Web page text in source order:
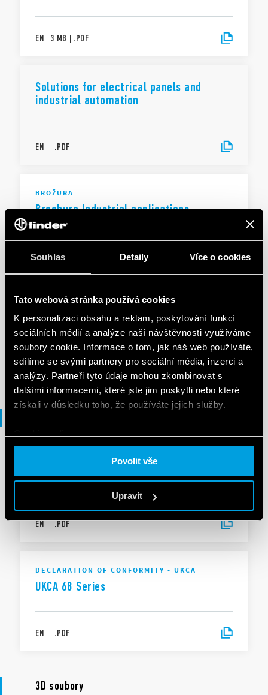
Souhlas Detaily Více o cookies
Tato webová stránka používá cookies
K personalizaci obsahu a reklam, poskytování funkcí
sociálních médií a analýze naší návštěvnosti využíváme
soubory cookie. Informace o tom, jak náš web používáte,
sdílíme se svými partnery pro sociální média, inzerci a
analýzy. Partneři tyto údaje mohou zkombinovat s
dalšími informacemi, které jste jim poskytli nebo které
získali v důsledku toho, že používáte jejich služby.
Povolit vše
Upravit
EN | 3 MB | .PDF
Solutions for electrical panels and
industrial automation
EN | | .PDF
BROŽURA
Brochure Industrial applications
EN|| .PDF
BROŽURA
Solutions for E-Mobility
EN|| .PDF
PROHLÁŠENÍ O SHODĚ
DoC 68 Series
EN | | .PDF
DECLARATION OF CONFORMITY - UKCA
UKCA 68 Series
EN | | .PDF
3D soubory